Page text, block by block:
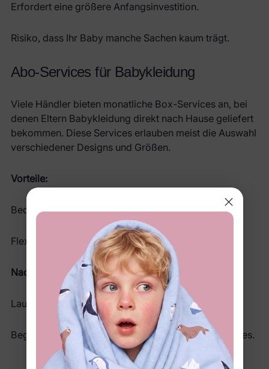
Erfordert eine größere Anfangsinvestition.
Risiko, dass Ihr Baby manche Sachen kaum trägt.
Abo-Services für Babykleidung
Viele Händler bieten monatliche Box-Services an, bei
denen Eltern Babykleidung direkt nach Hause geliefert
bekommen. Diese Services erlauben meist die Auswahl
verschiedener Designs und Größen.
Vorteile:
Bequeme Lieferung nach Hause.
Flexibilität bei der Stilwahl.
Nachteile:
Laufende Kosten können sich summieren.
Begrenzte Auswahl an Marken und Stilen des Services.